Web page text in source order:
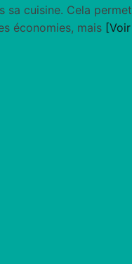
sa cuisine. Cela permet
économies, mais [Voir